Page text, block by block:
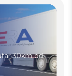
30km od